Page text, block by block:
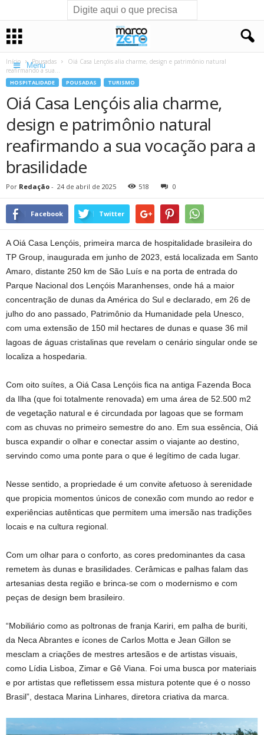
Menu
Início Pousadas
Oiá Casa Lençóis alia charme, design e patrimônio natural
reafirmando a sua...
HOSPITALIDADE POUSADAS TURISMO
Oiá Casa Lençóis alia charme,
design e patrimônio natural
reafirmando a sua vocação para a
brasilidade
Por Redação - 24 de abril de 2025 518 0
Facebook Twitter
A Oiá Casa Lençóis, primeira marca de hospitalidade brasileira do
TP Group, inaugurada em junho de 2023, está localizada em Santo
Amaro, distante 250 km de São Luís e na porta de entrada do
Parque Nacional dos Lençóis Maranhenses, onde há a maior
concentração de dunas da América do Sul e declarado, em 26 de
julho do ano passado, Patrimônio da Humanidade pela Unesco,
com uma extensão de 150 mil hectares de dunas e quase 36 mil
lagoas de águas cristalinas que revelam o cenário singular onde se
localiza a hospedaria.
Com oito suítes, a Oiá Casa Lençóis fica na antiga Fazenda Boca
da Ilha (que foi totalmente renovada) em uma área de 52.500 m2
de vegetação natural e é circundada por lagoas que se formam
com as chuvas no primeiro semestre do ano. Em sua essência, Oiá
busca expandir o olhar e conectar assim o viajante ao destino,
servindo como uma ponte para o que é legítimo de cada lugar.
Nesse sentido, a propriedade é um convite afetuoso à serenidade
que propicia momentos únicos de conexão com mundo ao redor e
experiências autênticas que permitem uma imersão nas tradições
locais e na cultura regional.
Com um olhar para o conforto, as cores predominantes da casa
remetem às dunas e brasilidades. Cerâmicas e palhas falam das
artesanias desta região e brinca-se com o modernismo e com
peças de design bem brasileiro.
“Mobiliário como as poltronas de franja Kariri, em palha de buriti,
da Neca Abrantes e ícones de Carlos Motta e Jean Gillon se
mesclam a criações de mestres artesãos e de artistas visuais,
como Lídia Lisboa, Zimar e Gê Viana. Foi uma busca por materiais
e por artistas que refletissem essa mistura potente que é o nosso
Brasil”, destaca Marina Linhares, diretora criativa da marca.